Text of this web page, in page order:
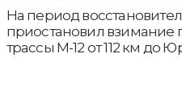
На период
приостановил взимание
трассы М-12 от 112 км до